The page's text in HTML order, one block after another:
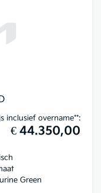
inclusief overname**:
€ 44.350,00
Green